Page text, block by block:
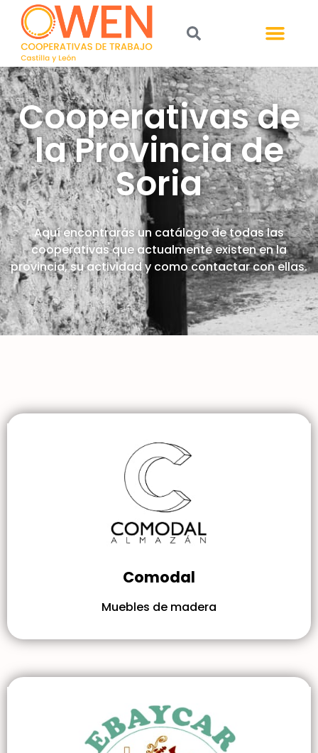
Cooperativas de
la Provincia de
Soria
Aquí encontrarás un catálogo de todas las
cooperativas que actualmente existen en la
provincia, su actividad y como contactar con ellas.
Comodal
Muebles de madera